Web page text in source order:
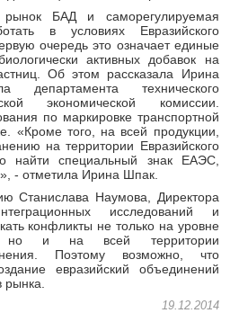
БАД и саморегулируемая
в условиях Евразийского
очередь это означает единые
активных добавок на
Об этом рассказала Ирина
департамента технического
экономической комиссии.
по маркировке транспортной
«Кроме того, на всей продукции,
на территории Евразийского
найти специальный знак ЕАЭС,
- отметила Ирина Шпак.
Станислава Наумова, Директора
исследований и
конфликты не только на уровне
но и на всей территории
Поэтому возможно, что
евразийский объединений
рынка.
19.12.2014